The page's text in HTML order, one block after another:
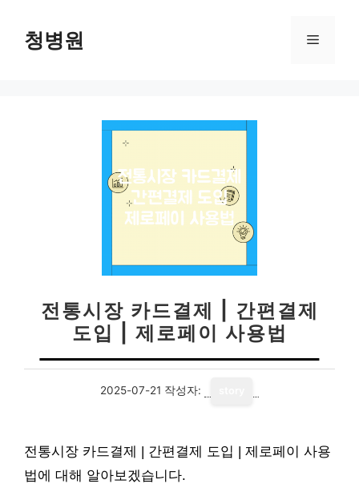
청병원 메
전통시장 카드결제 | 간편결제
도입 | 제로페이 사용법
2025-07-21 작성자:
전통시장 카드결제 | 간편결제 도입 | 제로페이 사용
법에 대해 알아보겠습니다.